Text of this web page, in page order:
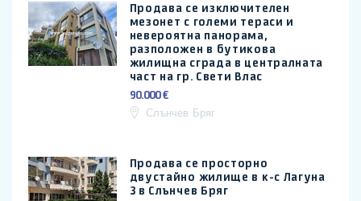
Продава се изключителен
мезонет с големи тераси и
невероятна панорама,
разположен в бутикова
жилищна сграда в централната
част на гр. Свети Влас
90.000 €
Слънчев Бряг
Продава се просторно
двустайно жилище в к-с Лагуна
3 в Слънчев Бряг